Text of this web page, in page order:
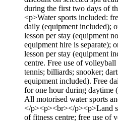
during the first two days of
<p>Water sports included:
daily (equipment included);
lesson per stay (equipment
equipment hire is separate);
lesson per stay (equipment
centre. Free use of
tennis; billiards; snooker;
equipment included). Free
for one hour during daytime
All motorised water sports
</p><p><br></p><p>Land
of fitness centre; free use of